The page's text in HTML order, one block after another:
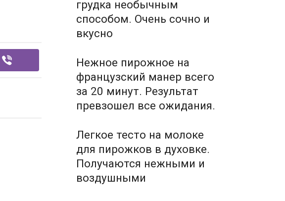
грудка необычным
способом. Очень сочно и
вкусно
Нежное пирожное на
французский манер всего
за 20 минут. Результат
превзошел все ожидания.
Легкое тесто на молоке
для пирожков в духовке.
Получаются нежными и
воздушными